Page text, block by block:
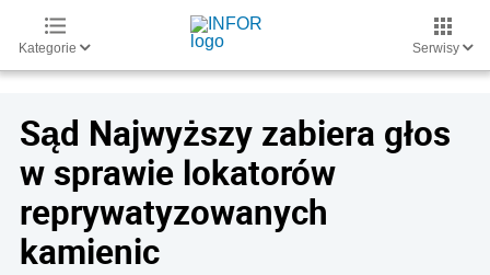
Kategorie Serwisy
Sąd Najwyższy zabiera głos
w sprawie lokatorów
reprywatyzowanych
kamienic